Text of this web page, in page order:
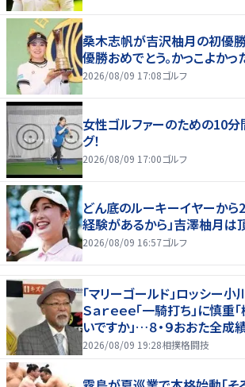
桑木志帆が吉沢柚月の初優
優勝おめでとう。かっこよかっ
2026/08/09 17:08ゴルフ
女性ゴルファーのための10分
グ！
2026/08/09 17:00ゴルフ
どん底のルーキーイヤーから
経験があるから」吉澤柚月は
2026/08/09 16:57ゴルフ
「マリーゴールド」ロッシー
Ｓａｒｅｅｅ「一騎打ち」に慎
いですか」…８・９おおた全成
2026/08/09 19:28相撲格闘技